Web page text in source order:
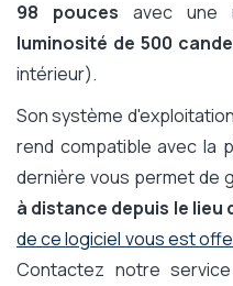
98 pouces avec une
luminosité de 500
intérieur).
Son système
rend compatible avec la
dernière vous permet de
à distance depuis le lieu
de ce logiciel vous est
Contactez notre